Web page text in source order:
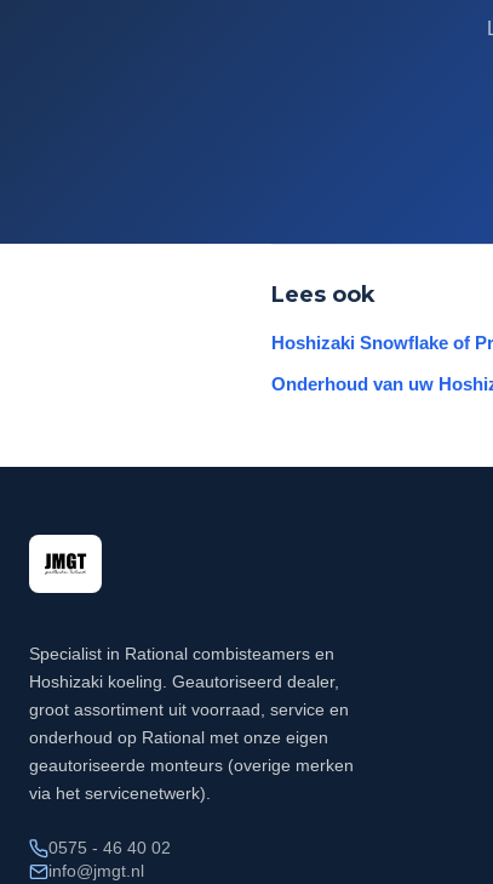
Lees ook
Hoshizaki Snowflake of
Onderhoud van uw
Specialist in Rational combisteamers en
Hoshizaki koeling. Geautoriseerd dealer,
groot assortiment uit voorraad, service en
onderhoud op Rational met onze eigen
geautoriseerde monteurs (overige merken
via het servicenetwerk).
0575 - 46 40 02
info@jmgt.nl